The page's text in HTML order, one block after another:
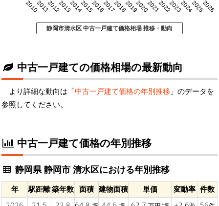
20102011201220132014201520162017201820192020202120222023202420252026
静岡市清水区 中古一戸建て価格相場 推移・動向
中古一戸建ての価格相場の最新動向
より詳細な動向は「中古一戸建て価格の年別推移 」のデータを
参照してください。
中古一戸建て価格の年別推移
静岡県 静岡市 清水区における年別推移
年 駅距離築年数 面積 建物面積 単価 変動率 件数